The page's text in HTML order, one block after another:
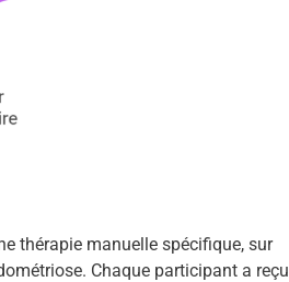
thérapie manuelle spécifique, sur
Chaque participant a reçu